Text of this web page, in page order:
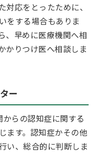
応をとったために、
をする場合もありま
、早めに医療機関へ相
かりつけ医へ相談しま
ー
らの認知症に関する
ます。認知症かその他
い、総合的に判断しま